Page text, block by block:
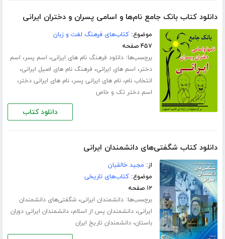
دانلود کتاب بانک جامع نام‌ها و اسامی پسران و دختران ایرانی
موضوع:کتاب‌های فرهنگ لغت و زبان
۴۵۷ صفحه
برچسب‌ها:دانلود فرهنگ نام های ایرانی، اسم پسر، اسم
دختر، اسم های ایرانی، فرهنگ نام های اصیل ایرانی،
انتخاب نام،نام های ایرانی پسر،نام های ایرانی دختر،
اسم دختر تک و خاص
دانلود کتاب
دانلود کتاب شگفتی‌های دانشمندان ایرانی
از: مجید خالقیان
موضوع:کتاب‌های تاریخی
۱۲ صفحه
برچسب‌ها:دانشمندان ایرانی،شگفتی‌های دانشمندان
ایرانی،دانشمندان پس از اسلام،دانشمندان ایرانی دوران
باستان،دانشمندان تاریخ ایران